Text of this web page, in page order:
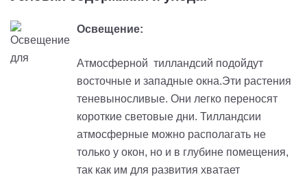
Освещение:
Атмосферной тилландсий подойдут
восточные и западные окна.Эти растения
теневыносливые. Они легко переносят
короткие световые дни. Тилландсии
атмосферные можно располагать не
только у окон, но и в глубине помещения,
так как им для развития хватает